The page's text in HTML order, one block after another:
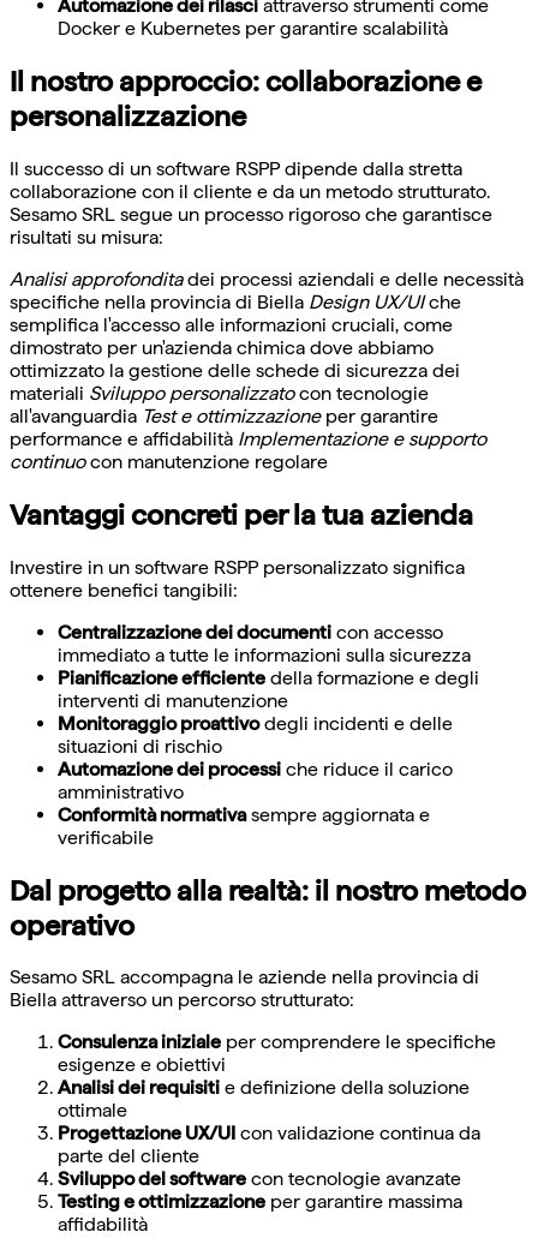
Automazione dei rilasci attraverso strumenti come
Docker e Kubernetes per garantire scalabilità
Il nostro approccio: collaborazione e
personalizzazione
Il successo di un software RSPP dipende dalla stretta
collaborazione con il cliente e da un metodo strutturato.
Sesamo SRL segue un processo rigoroso che garantisce
risultati su misura:
Analisi approfonditadei processi aziendali e delle necessità
specifiche nella provincia di Biella Design UX/UIche
semplifica l'accesso alle informazioni cruciali, come
dimostrato per un'azienda chimica dove abbiamo
ottimizzato la gestione delle schede di sicurezza dei
materiali Sviluppo personalizzatocon tecnologie
all'avanguardia Test e ottimizzazioneper garantire
performance e affidabilità Implementazione e supporto
continuocon manutenzione regolare
Vantaggi concreti per la tua azienda
Investire in un software RSPP personalizzato significa
ottenere benefici tangibili:
Centralizzazione dei documenti con accesso
immediato a tutte le informazioni sulla sicurezza
Pianificazione efficiente della formazione e degli
interventi di manutenzione
Monitoraggio proattivodegli incidenti e delle
situazioni di rischio
Automazione dei processi che riduce il carico
amministrativo
Conformità normativasempre aggiornata e
verificabile
Dal progetto alla realtà: il nostro metodo
operativo
Sesamo SRL accompagna le aziende nella provincia di
Biella attraverso un percorso strutturato:
Consulenza iniziale per comprendere le specifiche
esigenze e obiettivi
Analisi dei requisiti e definizione della soluzione
ottimale
Progettazione UX/UI con validazione continua da
parte del cliente
Sviluppo del software con tecnologie avanzate
Testing e ottimizzazione per garantire massima
affidabilità